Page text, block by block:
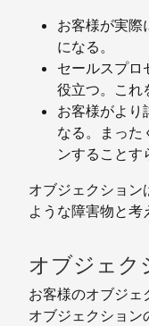
お客様が実際
になる。
セールスプロ
役立つ。これ
お客様がより
なる。まった
ンすることす
オブジェクショ
ような障害物と考
オブジェク
お客様のオブジェ
オブジェクショ